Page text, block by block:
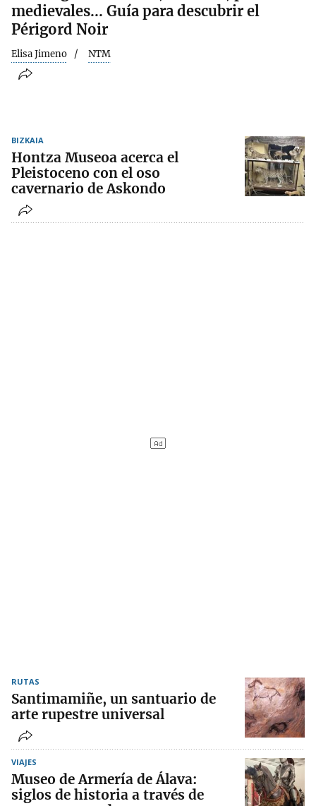
medievales... Guía para descubrir el
Périgord Noir
Elisa Jimeno NTM
BIZKAIA
Hontza Museoa acerca el
Pleistoceno con el oso
cavernario de Askondo
RUTAS
Santimamiñe, un santuario de
arte rupestre universal
VIAJES
Museo de Armería de Álava:
siglos de historia a través de